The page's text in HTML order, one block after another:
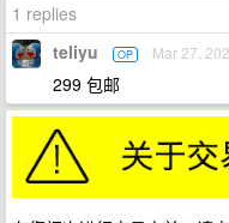
1 replies
teliyu OP Mar 27,
299 包邮